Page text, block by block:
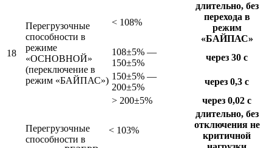
18
Перегрузочные
способности в
режиме
«ОСНОВНОЙ»
(переключение в
режим «БАЙПАС»)
< 108%
длительно, без
перехода в
режим
«БАЙПАС»
108±5% —
150±5%
через 30 с
150±5% —
200±5%
через 0,3 с
> 200±5%
через 0,02 с
Перегрузочные
способности в
< 103%
длительно, без
отключения не
критичной